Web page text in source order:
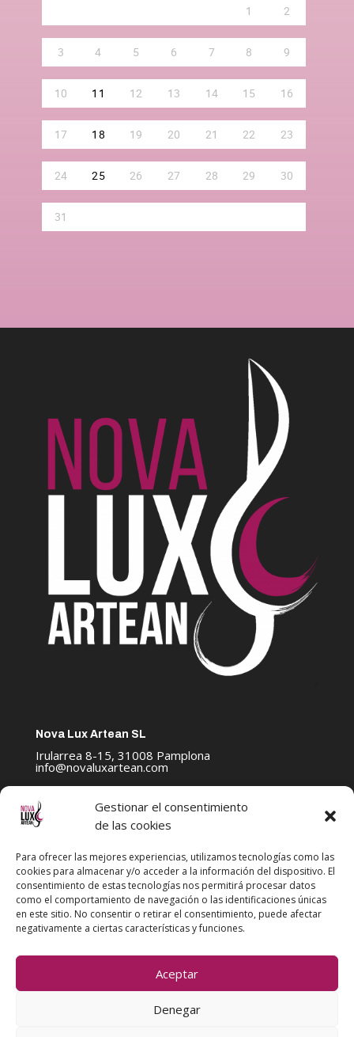
Gestionar el consentimiento
de las cookies
Para ofrecer las mejores experiencias, utilizamos tecnologías como las
cookies para almacenar y/o acceder a la información del dispositivo. El
consentimiento de estas tecnologías nos permitirá procesar datos
como el comportamiento de navegación o las identificaciones únicas
en este sitio. No consentir o retirar el consentimiento, puede afectar
negativamente a ciertas características y funciones.
Aceptar
Denegar
Nova Lux Artean SL
Irularrea 8-15, 31008 Pamplona
info@novaluxartean.com
AVISO LEGAL
POLÍTICA DE COOKIES
Artean Ensemble
FestRibAlt